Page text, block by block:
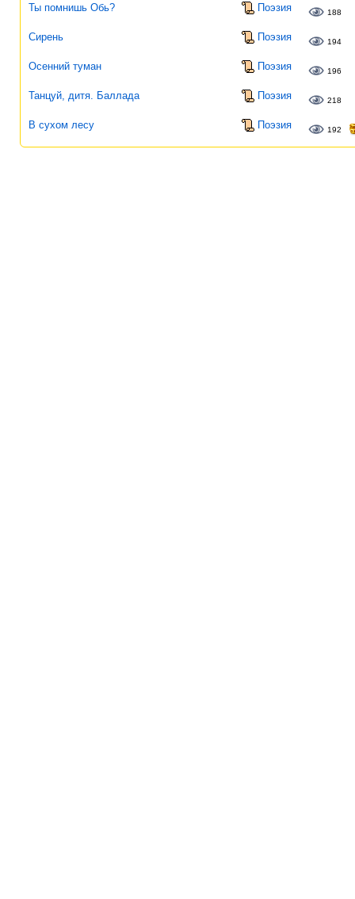
Ты помнишь Обь? Поэзия 188
Сирень Поэзия 194
Осенний туман Поэзия 196
Танцуй, дитя. Баллада Поэзия 218
В сухом лесу Поэзия 192